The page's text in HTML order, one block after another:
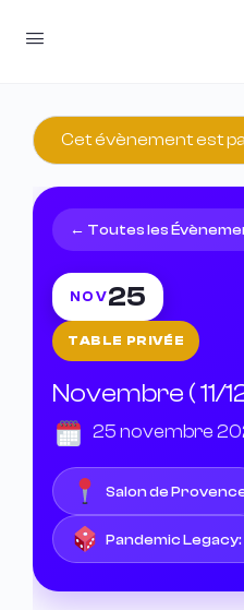
Cet évènement est
← Toutes les
NOV25
TABLE PRIVÉE
Novembre ( 11/
25 novembre
Salon de
Pandemic Legacy: